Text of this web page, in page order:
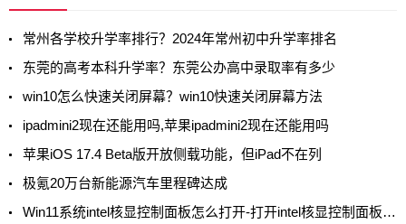
常州各学校升学率排行？2024年常州初中升学率排名
东莞的高考本科升学率？东莞公办高中录取率有多少
win10怎么快速关闭屏幕？win10快速关闭屏幕方法
ipadmini2现在还能用吗,苹果ipadmini2现在还能用吗
苹果iOS 17.4 Beta版开放侧载功能，但iPad不在列
极氪20万台新能源汽车里程碑达成
Win11系统intel核显控制面板怎么打开-打开intel核显控制面板的方法